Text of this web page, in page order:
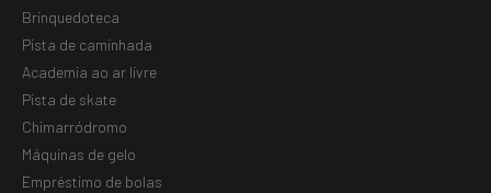
Brinquedoteca
Pista de caminhada
Academia ao ar livre
Pista de skate
Chimarródromo
Máquinas de gelo
Empréstimo de bolas